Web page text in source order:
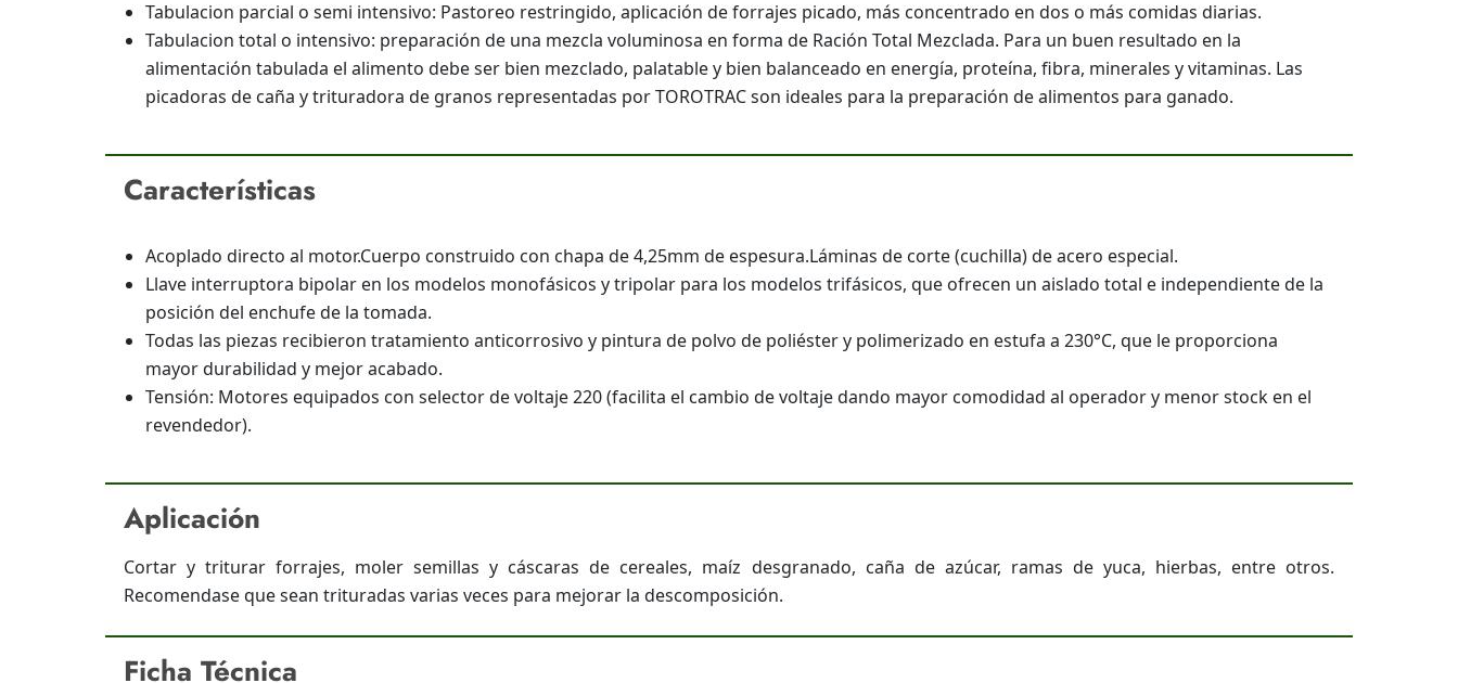
Tabulacion parcial o semi intensivo: Pastoreo restringido, aplicación de forrajes picado, más concentrado en dos o más comidas diarias.
Tabulacion total o intensivo: preparación de una mezcla voluminosa en forma de Ración Total Mezclada. Para un buen resultado en la
alimentación tabulada el alimento debe ser bien mezclado, palatable y bien balanceado en energía, proteína, fibra, minerales y vitaminas. Las
picadoras de caña y trituradora de granos representadas por TOROTRAC son ideales para la preparación de alimentos para ganado.
Características
Acoplado directo al motor.Cuerpo construido con chapa de 4,25mm de espesura.Láminas de corte (cuchilla) de acero especial.
Llave interruptora bipolar en los modelos monofásicos y tripolar para los modelos trifásicos, que ofrecen un aislado total e independiente de la
posición del enchufe de la tomada.
Todas las piezas recibieron tratamiento anticorrosivo y pintura de polvo de poliéster y polimerizado en estufa a 230°C, que le proporciona
mayor durabilidad y mejor acabado.
Tensión: Motores equipados con selector de voltaje 220 (facilita el cambio de voltaje dando mayor comodidad al operador y menor stock en el
revendedor).
Aplicación
Cortar y triturar forrajes, moler semillas y cáscaras de cereales, maíz desgranado, caña de azúcar, ramas de yuca, hierbas, entre otros.
Recomendase que sean trituradas varias veces para mejorar la descomposición.
Ficha Técnica